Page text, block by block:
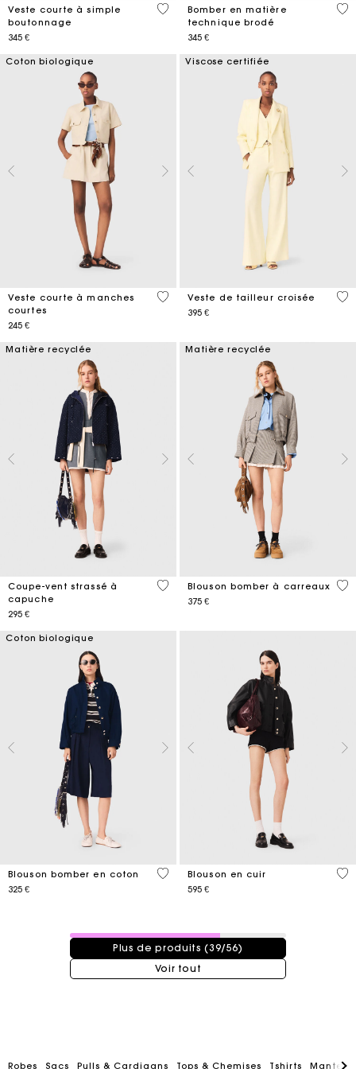
Veste courte à simple
boutonnage
345 €
5 out of 5 Customer Rating
Bomber en matière
technique brodé
345 €
4,1
Coton biologique
Veste courte à manches
courtes
245 €
3,8 out of 5 Customer Rating
Viscose certifiée
Veste de tailleur croisée
395 €
3,6
Matière recyclée
Coupe-vent strassé à
capuche
295 €
3,6 out of 5 Customer Rating
Matière recyclée
Blouson bomber à carreaux
375 €
4,9
Coton biologique
Blouson bomber en coton
325 €
5 out of 5 Customer Rating
Blouson en cuir
595 €
3,4
39 / 56 produits
Plus de produits (39/56)
Voir tout
Robes Sacs Pulls & Cardigans Tops & Chemises Tshirts